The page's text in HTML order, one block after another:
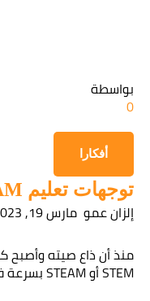
بواسطة
0
أفكارا
توجهات تعليم STEAM...
إلزان عمو مارس 19, 2023
منذ أن ذاع صيته وأصبح
STEM أو STEAM بسرعة فائقة! لقد[...]